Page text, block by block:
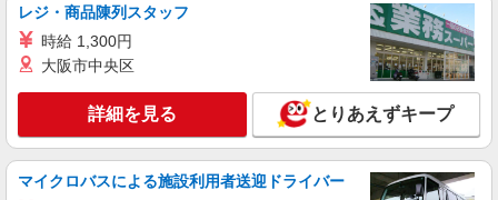
レジ・商品陳列スタッフ
時給 1,300円
大阪市中央区
詳細を見る とりあえずキープ
マイクロバスによる施設利用者送迎ドライバー